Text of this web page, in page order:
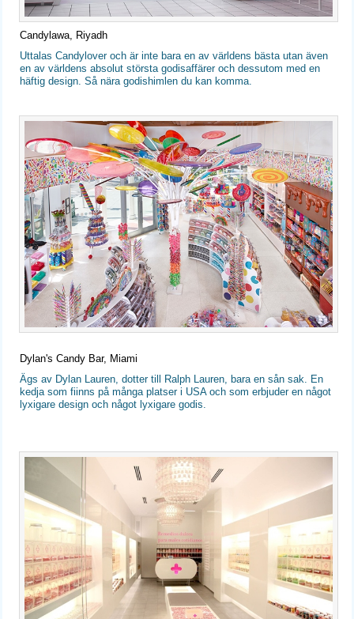
Candylawa, Riyadh
Uttalas Candylover och är inte bara en av världens bästa utan även
en av världens absolut största godisaffärer och dessutom med en
häftig design. Så nära godishimlen du kan komma.
Dylan's Candy Bar, Miami
Ägs av Dylan Lauren, dotter till Ralph Lauren, bara en sån sak. En
kedja som fiinns på många platser i USA och som erbjuder en något
lyxigare design och något lyxigare godis.